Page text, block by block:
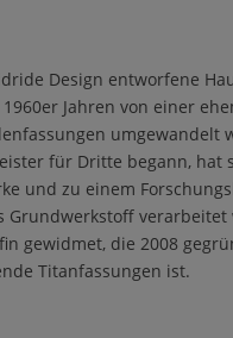
Design entworfene
Jahren von einer
umgewandelt
für Dritte begann, hat
und zu einem
Grundwerkstoff
gewidmet, die 2008
Titanfassungen ist.